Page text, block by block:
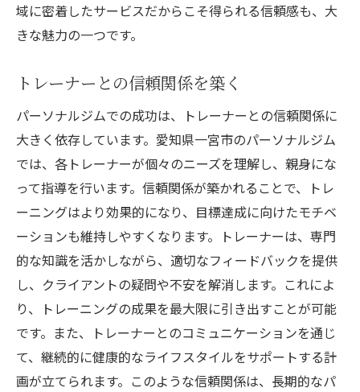
域に密着したサービスだからこそ得られる信頼感も、大
きな魅力の一つです。
トレーナーとの信頼関係を築く
パーソナルジムでの成功は、トレーナーとの信頼関係に
大きく依存しています。愛知県一宮市のパーソナルジム
では、各トレーナーが個々のニーズを理解し、親身にな
って指導を行います。信頼関係が築かれることで、トレ
ーニングはより効果的になり、目標達成に向けたモチベ
ーションも維持しやすくなります。トレーナーは、専門
的な知識を活かしながら、適切なフィードバックを提供
し、クライアントの疑問や不安を解消します。これによ
り、トレーニングの成果を最大限に引き出すことが可能
です。また、トレーナーとのコミュニケーションを通じ
て、継続的に健康的なライフスタイルをサポートする計
画が立てられます。このような信頼関係は、長期的なパ